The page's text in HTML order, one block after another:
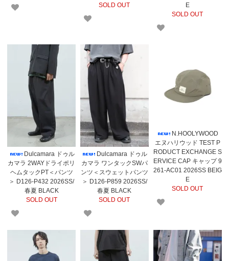
SOLD OUT
E
SOLD OUT
Dulcamara ドゥル
カマラ 2WAYドライポリ
ヘムタックPT＜パンツ
＞ D126-P432 2026SS/
春夏 BLACK
SOLD OUT
Dulcamara ドゥル
カマラ ワンタックSWパ
ンツ＜スウェットパンツ
＞ D126-P859 2026SS/
春夏 BLACK
SOLD OUT
N.HOOLYWOOD
エヌハリウッド TEST P
RODUCT EXCHANGE S
ERVICE CAP キャップ 9
261-AC01 2026SS BEIG
E
SOLD OUT